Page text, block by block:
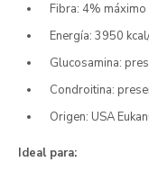
Fibra: 4%
Energía: 3950
Glucosamina:
Condroitina:
Origen: USA
Ideal para: